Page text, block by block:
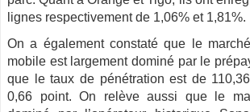
lignes respectivement de 1,06% et 1,81%.
On a également constaté que le
mobile est largement dominé par le
que le taux de pénétration est de
0,66 point. On relève aussi que le